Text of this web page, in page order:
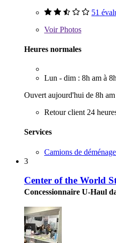
51
VoirPhotos
Heures normales
Lun - dim : 8h am à
Ouvert aujourd'hui de 8h
Retour client 24
Services
Camions de
3
Center of the World
Concessionnaire U-Haul